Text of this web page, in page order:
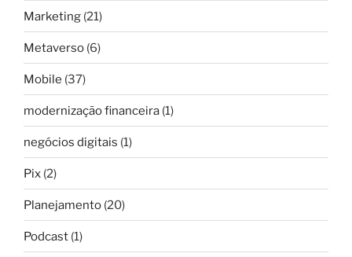
Marketing (21)
Metaverso (6)
Mobile (37)
modernização financeira (1)
negócios digitais (1)
Pix (2)
Planejamento (20)
Podcast (1)